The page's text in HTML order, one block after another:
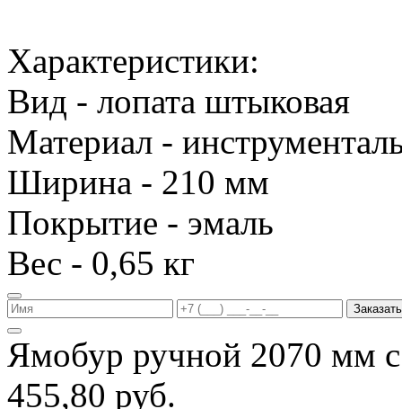
Характеристики:
Вид - лопата штыковая
Материал -
Ширина - 210 мм
Покрытие - эмаль
Вес - 0,65 кг
Заказать
Ямобур ручной 2070 мм
455,80 руб.